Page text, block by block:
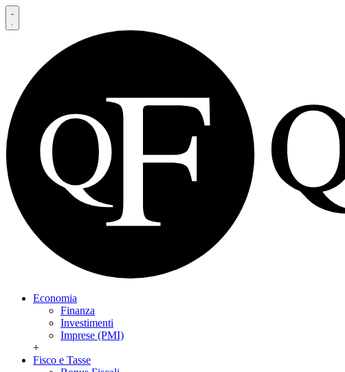
Economia
Finanza
Investimenti
Imprese (PMI)
+
Fisco e Tasse